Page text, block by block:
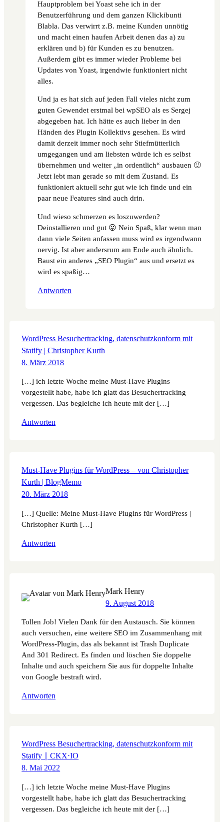
Hauptproblem bei Yoast sehe ich in der
Benutzerführung und dem ganzen Klickibunti
Blabla. Das verwirrt z.B. meine Kunden unnötig
und macht einen haufen Arbeit denen das a) zu
erklären und b) für Kunden es zu benutzen.
Außerdem gibt es immer wieder Probleme bei
Updates von Yoast, irgendwie funktioniert nicht
alles.
Und ja es hat sich auf jeden Fall vieles nicht zum
guten Gewendet erstmal bei wpSEO als es Sergej
abgegeben hat. Ich hätte es auch lieber in den
Händen des Plugin Kollektivs gesehen. Es wird
damit derzeit immer noch sehr Stiefmütterlich
umgegangen und am liebsten würde ich es selbst
übernehmen und weiter „in ordentlich“ ausbauen 🙂
Jetzt lebt man gerade so mit dem Zustand. Es
funktioniert aktuell sehr gut wie ich finde und ein
paar neue Features sind auch drin.
Und wieso schmerzen es loszuwerden?
Deinstallieren und gut 😛 Nein Spaß, klar wenn man
dann viele Seiten anfassen muss wird es irgendwann
nervig. Ist aber andersrum am Ende auch ähnlich.
Baust ein anderes „SEO Plugin“ aus und ersetzt es
wird es spaßig…
Antworten
WordPress Besuchertracking, datenschutzkonform mit
Statify | Christopher Kurth
8. März 2018
[…] ich letzte Woche meine Must-Have Plugins
vorgestellt habe, habe ich glatt das Besuchertracking
vergessen. Das begleiche ich heute mit der […]
Antworten
Must-Have Plugins für WordPress – von Christopher
Kurth | BlogMemo
20. März 2018
[…] Quelle: Meine Must-Have Plugins für WordPress |
Christopher Kurth […]
Antworten
Mark Henry
9. August 2018
Tollen Job! Vielen Dank für den Austausch. Sie können
auch versuchen, eine weitere SEO im Zusammenhang mit
WordPress-Plugin, das als bekannt ist Trash Duplicate
And 301 Redirect. Es finden und löschen Sie doppelte
Inhalte und auch speichern Sie aus für doppelte Inhalte
von Google bestraft wird.
Antworten
WordPress Besuchertracking, datenschutzkonform mit
Statify ∣ CKX‧IO
8. Mai 2022
[…] ich letzte Woche meine Must-Have Plugins
vorgestellt habe, habe ich glatt das Besuchertracking
vergessen. Das begleiche ich heute mit der […]